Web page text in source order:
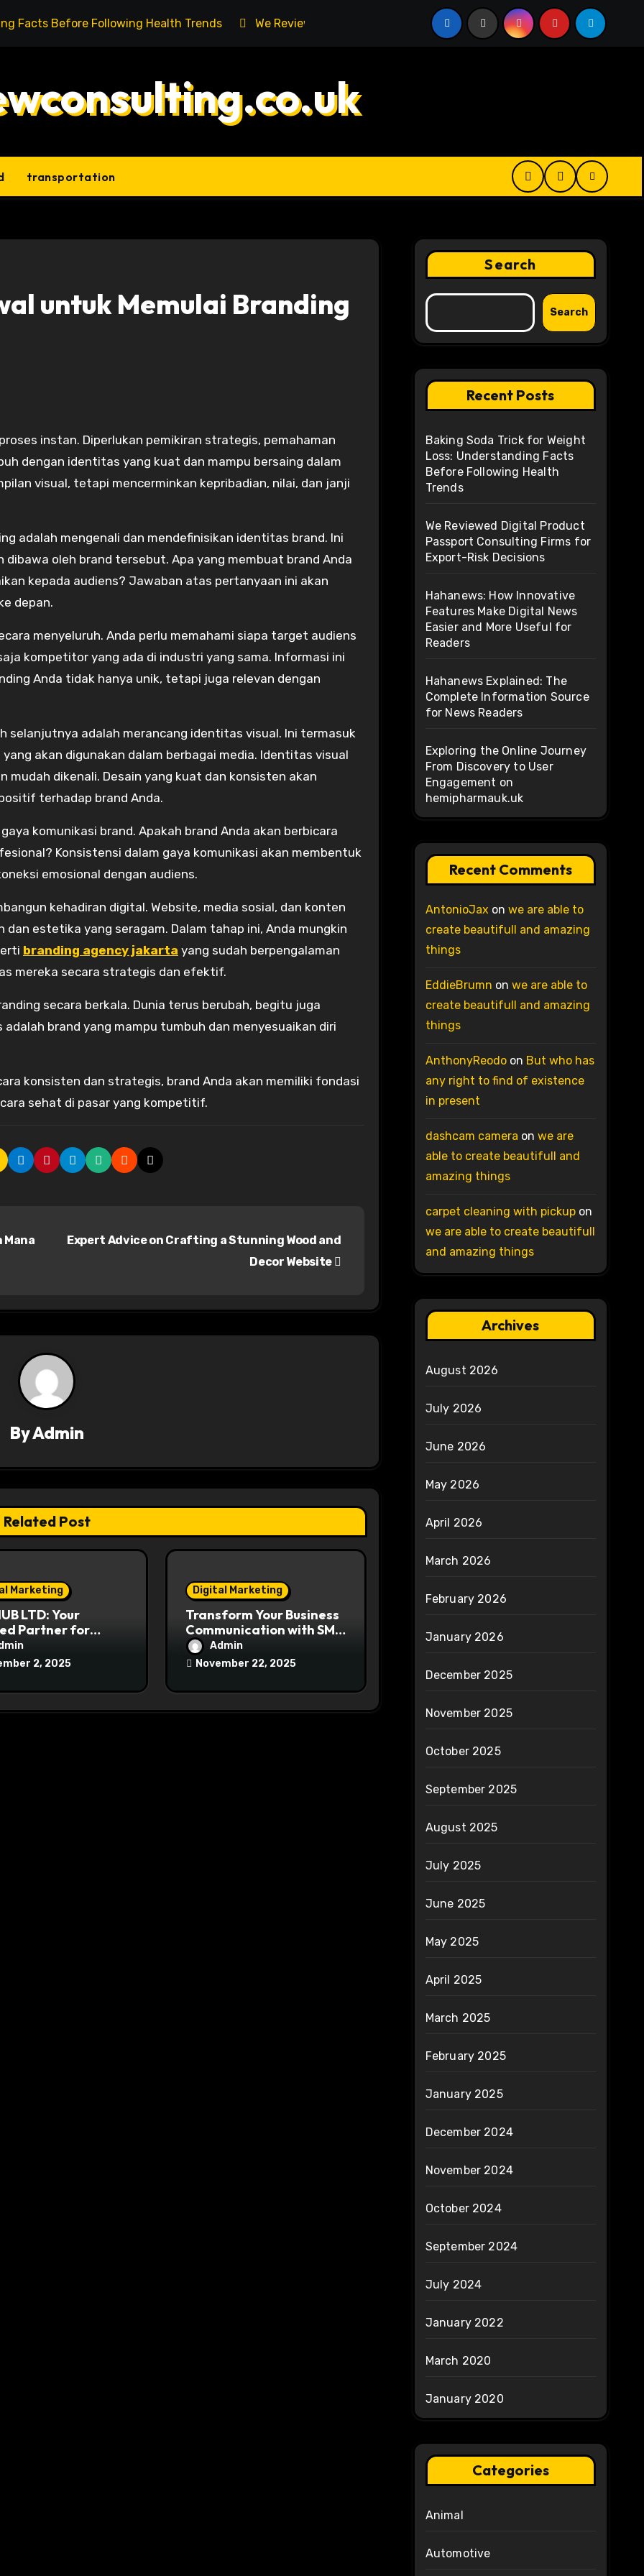
Facts Before Following Health Trends We Reviewed Digital Product Passport Consulting Firms for Export-Risk
transportation
untuk Memulai Branding
dengan identitas yang kuat dan mampu bersaing dalam
visual, tetapi mencerminkan kepribadian, nilai, dan janji
adalah mengenali dan mendefinisikan identitas brand. Ini
oleh brand tersebut. Apa yang membuat brand Anda
kepada audiens? Jawaban atas pertanyaan ini akan
depan.
menyeluruh. Anda perlu memahami siapa target audiens
kompetitor yang ada di industri yang sama. Informasi ini
Anda tidak hanya unik, tetapi juga relevan dengan
selanjutnya adalah merancang identitas visual. Ini termasuk
akan digunakan dalam berbagai media. Identitas visual
mudah dikenali. Desain yang kuat dan konsisten akan
terhadap brand Anda.
komunikasi brand. Apakah brand Anda akan berbicara
Konsistensi dalam gaya komunikasi akan membentuk
emosional dengan audiens.
kehadiran digital. Website, media sosial, dan konten
estetika yang seragam. Dalam tahap ini, Anda mungkin
branding agency jakarta yang sudah berpengalaman
mereka secara strategis dan efektif.
secara berkala. Dunia terus berubah, begitu juga
brand yang mampu tumbuh dan menyesuaikan diri
konsisten dan strategis, brand Anda akan memiliki fondasi
sehat di pasar yang kompetitif.
Expert Advice on Crafting a Stunning Wood and
Decor Website
ByAdmin
Related Post
Marketing
LTD: Your
Partner for
Growth
2, 2025
Digital Marketing
Transform Your Business
Communication with SMS
API Solutions
Admin
November 22, 2025
Search
Search
Recent Posts
Baking Soda Trick for Weight
Loss: Understanding Facts
Before Following Health
Trends
We Reviewed Digital Product
Passport Consulting Firms for
Export-Risk Decisions
Hahanews: How Innovative
Features Make Digital News
Easier and More Useful for
Readers
Hahanews Explained: The
Complete Information Source
for News Readers
Exploring the Online Journey
From Discovery to User
Engagement on
hemipharmauk.uk
Recent Comments
AntonioJax on we are able to
create beautifull and amazing
things
EddieBrumn on we are able to
create beautifull and amazing
things
AnthonyReodoon But who has
any right to find of existence
in present
dashcam camera on we are
able to create beautifull and
amazing things
carpet cleaning with pickupon
we are able to create beautifull
and amazing things
Archives
August 2026
July 2026
June 2026
May 2026
April 2026
March 2026
February 2026
January 2026
December 2025
November 2025
October 2025
September 2025
August 2025
July 2025
June 2025
May 2025
April 2025
March 2025
February 2025
January 2025
December 2024
November 2024
October 2024
September 2024
July 2024
January 2022
March 2020
January 2020
Categories
Animal
Automotive